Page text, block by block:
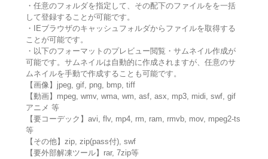
・任意のフォルダを指定して、その配下のファイルをを一括
して登録することが可能です。
・IEブラウザのキャッシュフォルダからファイルを取得する
ことが可能です。
・以下のフォーマットのプレビュー閲覧・サムネイル作成が
可能です。サムネイルは自動的に作成されますが、任意のサ
ムネイルを手動で作成することも可能です。
【画像】jpeg, gif, png, bmp, tiff
【動画】mpeg, wmv, wma, wm, asf, asx, mp3, midi, swf, gif
アニメ 等
【要コーデック】avi, flv, mp4, rm, ram, rmvb, mov, mpeg2-ts
等
【その他】zip, zip(pass付), swf
【要外部解凍ツール】rar, 7zip等